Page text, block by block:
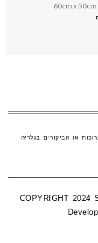
60cm x
או הביקורים בגלריה
© COPYRIGHT